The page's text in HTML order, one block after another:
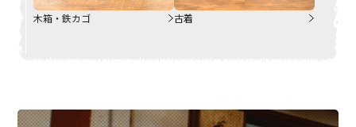
木箱・鉄カゴ 古着